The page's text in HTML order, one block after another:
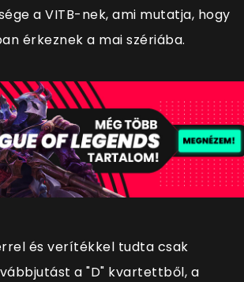
a VITB-nek, ami mutatja, hogy
érkeznek a mai szériába.
és verítékkel tudta csak
a "D" kvartettből, a